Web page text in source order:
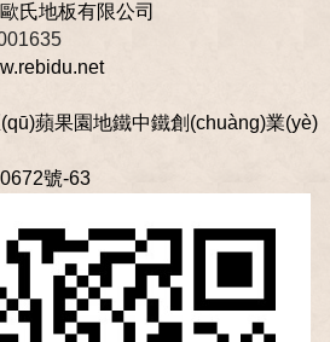
氏地板有限公司
蘋果園地鐵中鐵創(chuàng)業(yè)
號-63